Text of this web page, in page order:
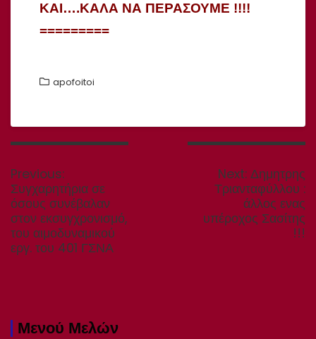
ΚΑΙ….ΚΑΛΑ ΝΑ ΠΕΡΑΣΟΥΜΕ !!!!
=========
apofoitoi
Πλοήγηση
Previous:Previous
post:
Συγχαρητήρια σε
όσους συνέβαλαν
στον εκσυγχρονισμό,
του αιμοδυναμικού
εργ. του 401 ΓΣΝΑ
Next: Next
post:
Δημητρης
Τριανταφύλλου :
άλλος ενας
υπέροχος Σασίτης
!!!
Μενού Μελών